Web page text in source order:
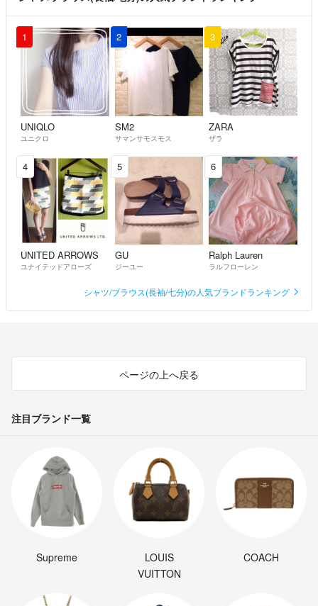
1
UNIQLO
ユニクロ
2
SM2
サマンサモスモス
3
ZARA
ザラ
4
UNITED ARROWS
ユナイテッドアローズ
5
GU
ジーユー
6
Ralph Lauren
ラルフローレン
シャツ/ブラウス(長袖/七分)の人気ブランドランキング
ページの上へ戻る
注目ブランド一覧
Supreme
LOUIS
VUITTON
COACH